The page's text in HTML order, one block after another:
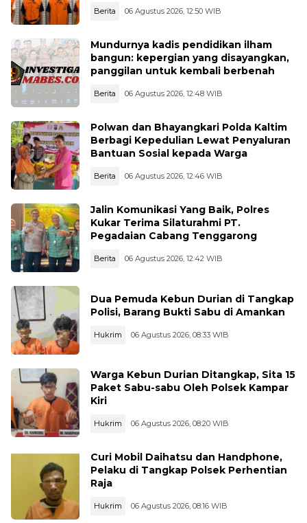
Berita 06 Agustus 2026, 12:50 WIB
Mundurnya kadis pendidikan ilham
bangun: kepergian yang disayangkan,
panggilan untuk kembali berbenah
Berita 06 Agustus 2026, 12:48 WIB
Polwan dan Bhayangkari Polda Kaltim
Berbagi Kepedulian Lewat Penyaluran
Bantuan Sosial kepada Warga
Berita 06 Agustus 2026, 12:46 WIB
Jalin Komunikasi Yang Baik, Polres
Kukar Terima Silaturahmi PT.
Pegadaian Cabang Tenggarong
Berita 06 Agustus 2026, 12:42 WIB
Dua Pemuda Kebun Durian di Tangkap
Polisi, Barang Bukti Sabu di Amankan
Hukrim 06 Agustus 2026, 08:33 WIB
Warga Kebun Durian Ditangkap, Sita 15
Paket Sabu-sabu Oleh Polsek Kampar
Kiri
Hukrim 06 Agustus 2026, 08:20 WIB
Curi Mobil Daihatsu dan Handphone,
Pelaku di Tangkap Polsek Perhentian
Raja
Hukrim 06 Agustus 2026, 08:16 WIB